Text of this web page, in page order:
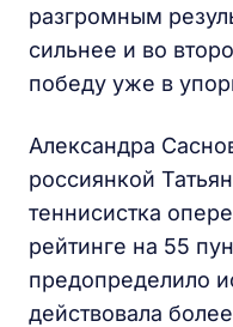
разгромным
сильнее и во
победу уже в
Александра
россиянкой
теннисистка
рейтинге на 55
предопределило
действовала